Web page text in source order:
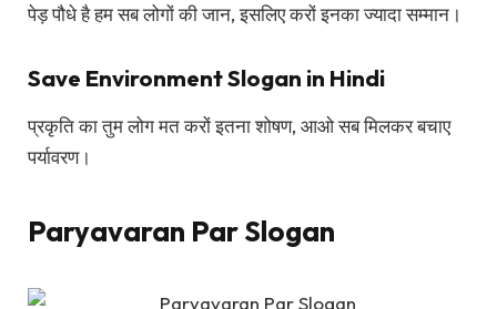
पेड़ पौधे है हम सब लोगों की जान, इसलिए करों इनका ज्यादा सम्मान।
Save Environment Slogan in Hindi
प्रकृति का तुम लोग मत करों इतना शोषण, आओ सब मिलकर बचाए
पर्यावरण।
Paryavaran Par Slogan